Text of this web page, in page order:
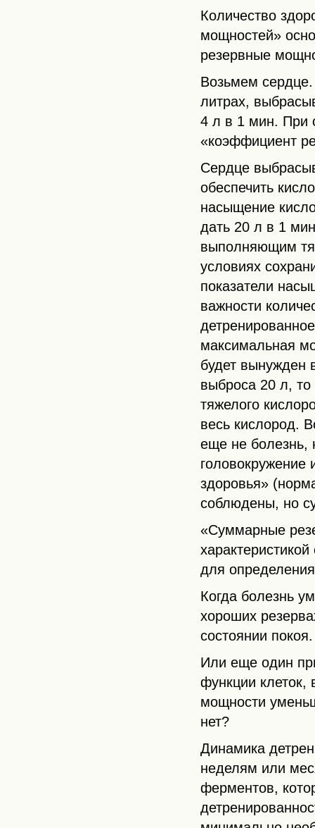
Количество
мощностей»
резервные
Возьмем
литрах,
4 л в 1 мин. При
«коэффициент
Сердце
обеспечить
насыщение
дать 20 л в 1
выполняющим
условиях
показатели
важности
максимальная
будет вынужден
выброса 20 л, то
тяжелого
весь кислород.
еще не болезнь,
головокружение
здоровья»
соблюдены, но
«Суммарные
для
Когда болезнь
хороших
состоянии покоя.
Или еще один
функции клеток,
мощности
нет?
Динамика
неделям или
ферментов,